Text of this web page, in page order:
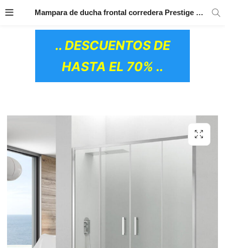
CERÁMICOS)
PRODUCTOS
.. DESCUENTOS DE
HASTA EL 70% ..
Mampara de ducha frontal corredera Prestige Titan Spazio GME